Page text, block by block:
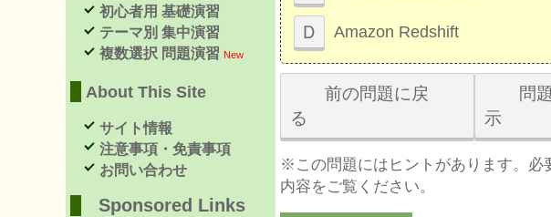
Ｄ Amazon Redshift
前の問題に戻
る
問題
示
※この問題にはヒントがあります。必
内容をご覧ください。
初心者用 基礎演習
テーマ別 集中演習
複数選択 問題演習 New
About This Site
サイト情報
注意事項・免責事項
お問い合わせ
Sponsored Links